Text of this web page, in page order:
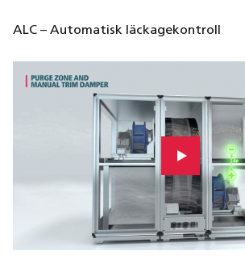
ALC – Automatisk läckagekontroll